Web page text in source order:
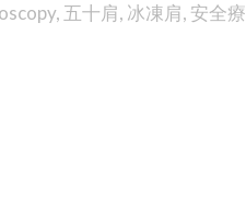
, 五十肩, 冰凍肩, 安全